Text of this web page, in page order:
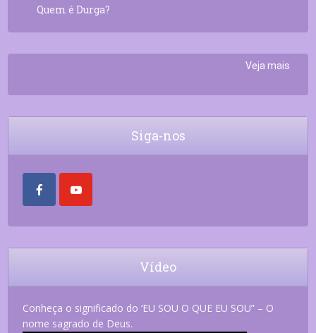
Quem é Durga?
Veja mais
Siga-nos
Vídeo
Conheça o significado do ‘EU SOU O QUE EU SOU” – O
nome sagrado de Deus.